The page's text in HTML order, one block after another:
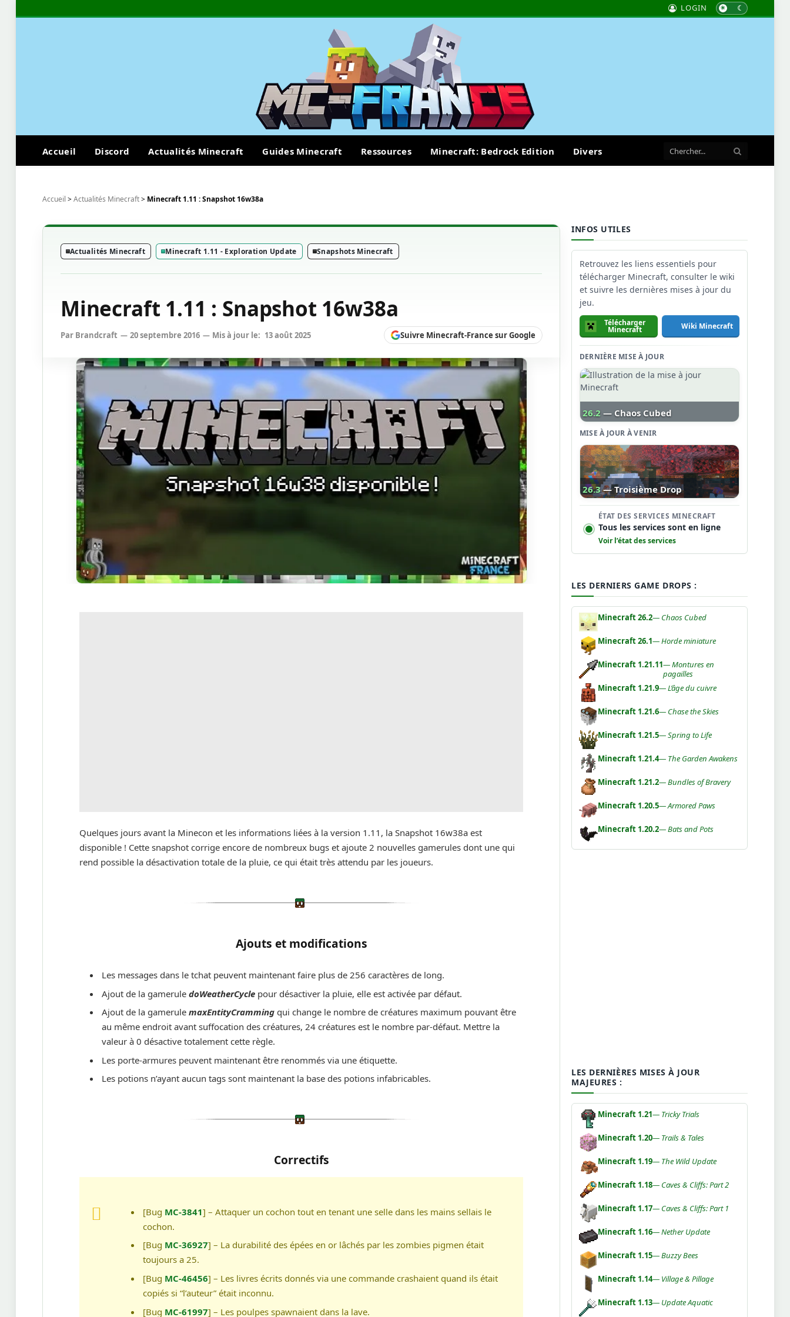
LOGIN
Accueil Discord Actualités Minecraft Guides Minecraft Ressources Minecraft: Bedrock Edition Divers
Accueil >Actualités Minecraft> Minecraft 1.11 : Snapshot 16w38a
Actualités Minecraft Minecraft 1.11 - Exploration Update Snapshots Minecraft
Minecraft 1.11 : Snapshot 16w38a
Par Brandcraft 20 septembre 2016 Mis à jour le: 13 août 2025 Suivre Minecraft-France sur Google
Quelques jours avant la Minecon et les informations liées à la version 1.11, la Snapshot 16w38a est
disponible ! Cette snapshot corrige encore de nombreux bugs et ajoute 2 nouvelles gamerules dont une qui
rend possible la désactivation totale de la pluie, ce qui était très attendu par les joueurs.
Ajouts et modifications
Les messages dans le tchat peuvent maintenant faire plus de 256 caractères de long.
Ajout de la gameruledoWeatherCycle pour désactiver la pluie, elle est activée par défaut.
Ajout de la gamerulemaxEntityCramming qui change le nombre de créatures maximum pouvant être
au même endroit avant suffocation des créatures, 24 créatures est le nombre par-défaut. Mettre la
valeur à 0 désactive totalement cette règle.
Les porte-armures peuvent maintenant être renommés via une étiquette.
Les potions n’ayant aucun tags sont maintenant la base des potions infabricables.
Correctifs
[Bug MC-3841] – Attaquer un cochon tout en tenant une selle dans les mains sellais le
cochon.
[Bug MC-36927] – La durabilité des épées en or lâchés par les zombies pigmen était
toujours a 25.
[Bug MC-46456] – Les livres écrits donnés via une commande crashaient quand ils était
copiés si “l’auteur” était inconnu.
[Bug MC-61997] – Les poulpes spawnaient dans la lave.
INFOS UTILES
Retrouvez les liens essentiels pour
télécharger Minecraft, consulter le wiki
et suivre les dernières mises à jour du
jeu.
Télécharger
Minecraft Wiki Minecraft
DERNIÈRE MISE À JOUR
26.2 — Chaos Cubed
MISE À JOUR À VENIR
26.3 — Troisième Drop
ÉTAT DES SERVICES MINECRAFT
Tous les services sont en ligne
Voir l’état des services
LES DERNIERS GAME DROPS :
Minecraft 26.2— Chaos Cubed
Minecraft 26.1— Horde miniature
Minecraft 1.21.11— Montures en
pagailles
Minecraft 1.21.9— L’âge du cuivre
Minecraft 1.21.6— Chase the Skies
Minecraft 1.21.5— Spring to Life
Minecraft 1.21.4— The Garden Awakens
Minecraft 1.21.2— Bundles of Bravery
Minecraft 1.20.5— Armored Paws
Minecraft 1.20.2— Bats and Pots
LES DERNIÈRES MISES À JOUR
MAJEURES :
Minecraft 1.21— Tricky Trials
Minecraft 1.20— Trails & Tales
Minecraft 1.19— The Wild Update
Minecraft 1.18— Caves & Cliffs: Part 2
Minecraft 1.17— Caves & Cliffs: Part 1
Minecraft 1.16— Nether Update
Minecraft 1.15— Buzzy Bees
Minecraft 1.14— Village & Pillage
Minecraft 1.13— Update Aquatic